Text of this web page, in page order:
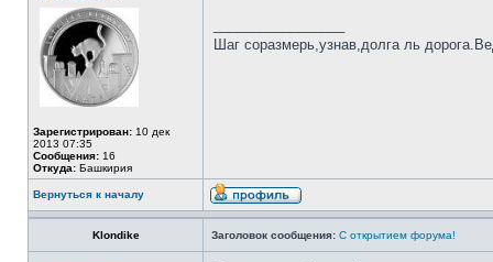
Зарегистрирован: 10 дек
2013 07:35
Сообщения: 16
Откуда: Башкирия
Шаг соразмерь,узнав,долга ль
Вернуться к началу
Klondike Заголовок сообщения: C открытием форума!